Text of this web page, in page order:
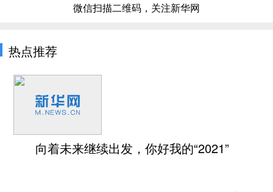
微信扫描二维码，关注新华网
热点推荐
向着未来继续出发，你好我的“2021”